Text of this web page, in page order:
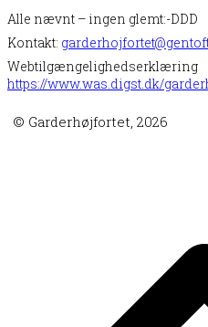
Alle nævnt – ingen glemt:-DDD
Kontakt:
Webtilgængelighedserklæring
https://www.was.digst.dk/
© Garderhøjfortet, 2026